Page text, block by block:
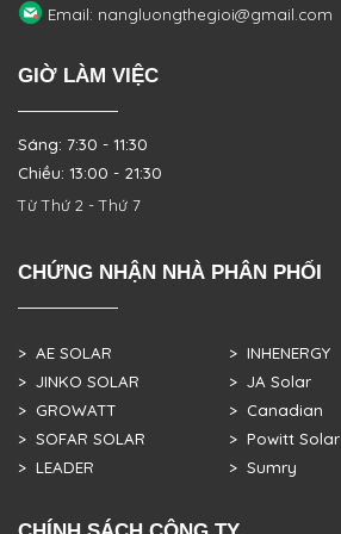
Email: nangluongthegioi@gmail.com
GIỜ LÀM VIỆC
Sáng: 7:30 - 11:30
Chiều: 13:00 - 21:30
Từ Thứ 2 - Thứ 7
CHỨNG NHẬN NHÀ PHÂN PHỐI
> AE SOLAR
> JINKO SOLAR
> GROWATT
> SOFAR SOLAR
> LEADER
> INHENERGY
> JA Solar
> Canadian
> Powitt Solar
> Sumry